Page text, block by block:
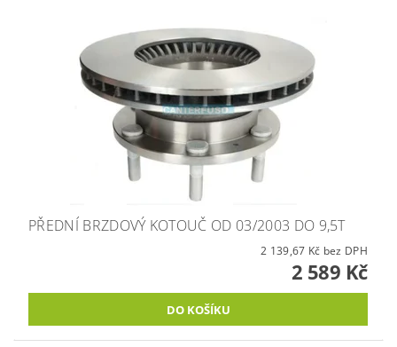
PŘEDNÍ BRZDOVÝ KOTOUČ OD 03/2003 DO 9,5T
2 139,67 Kč bez DPH
2 589 Kč